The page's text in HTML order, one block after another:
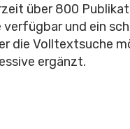
über 800
verfügbar und ein
die Volltextsuche
ergänzt.